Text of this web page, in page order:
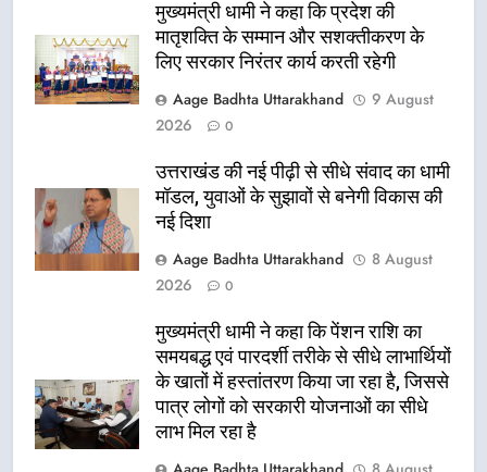
मुख्यमंत्री धामी ने कहा कि प्रदेश की
मातृशक्ति के सम्मान और सशक्तीकरण के
लिए सरकार निरंतर कार्य करती रहेगी
Aage Badhta Uttarakhand
9 August
2026
0
उत्तराखंड की नई पीढ़ी से सीधे संवाद का धामी
मॉडल, युवाओं के सुझावों से बनेगी विकास की
नई दिशा
Aage Badhta Uttarakhand
8 August
2026
0
मुख्यमंत्री धामी ने कहा कि पेंशन राशि का
समयबद्ध एवं पारदर्शी तरीके से सीधे लाभार्थियों
के खातों में हस्तांतरण किया जा रहा है, जिससे
पात्र लोगों को सरकारी योजनाओं का सीधे
लाभ मिल रहा है